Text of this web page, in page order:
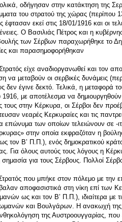
οδήγησαν στην κατάκτηση της
του στρατού της χώρας (περίπου
εκεί στις 18/01/1916 και οι
Ο Βασιλιάς Πέτρος και η
Βουλής των Σέρβων παραχωρήθηκε το
και παρασημοφορήθηκαν
είχε αναδιοργανωθεί και τον
να μεταβούν οι σερβικές δυνάμεις
δεν έγινε δεκτό. Τελικά, η μεταφορά
με αποτέλεσμα να δημιουργηθούν
τους στην Κέρκυρα, οι Σέρβοι δεν
νεαρές Κερκυραίες και τις
των οποίων τελειώνουν σε -
στην οποία εκφραζόταν η
τον Β’ Π.Π.), ενός δημοκρατικού
Για όλους αυτούς τους λόγους η
σημασία για τους Σέρβους. Πολλοί
που μπήκε στον πόλεμο με την
αποφασιστικά στη νίκη επί των
ως και τον Β’ Π.Π.), ιδιαίτερα με
και Βουλγάρων. Η ανακωχή της
της Αυστροουγγαρίας,